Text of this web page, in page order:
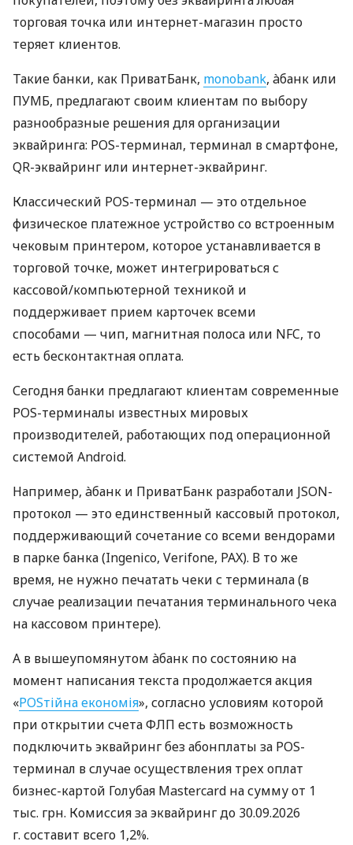
торговая точка или интернет-магазин просто
теряет клиентов.
Такие банки, как ПриватБанк, monobank, àбанк или
ПУМБ, предлагают своим клиентам по выбору
разнообразные решения для организации
эквайринга: POS-терминал, терминал в смартфоне,
QR-эквайринг или интернет-эквайринг.
Классический POS-терминал — это отдельное
физическое платежное устройство со встроенным
чековым принтером, которое устанавливается в
торговой точке, может интегрироваться с
кассовой/компьютерной техникой и
поддерживает прием карточек всеми
способами — чип, магнитная полоса или NFC, то
есть бесконтактная оплата.
Сегодня банки предлагают клиентам современные
POS-терминалы известных мировых
производителей, работающих под операционной
системой Android.
Например, àбанк и ПриватБанк разработали JSON-
протокол — это единственный кассовый протокол,
поддерживающий сочетание со всеми вендорами
в парке банка (Ingenico, Verifone, PAX). В то же
время, не нужно печатать чеки с терминала (в
случае реализации печатания терминального чека
на кассовом принтере).
А в вышеупомянутом àбанк по состоянию на
момент написания текста продолжается акция
«POSтійна економія», согласно условиям которой
при открытии счета ФЛП есть возможность
подключить эквайринг без абонплаты за POS-
терминал в случае осуществления трех оплат
бизнес-картой Голубая Mastercard на сумму от 1
тыс. грн. Комиссия за эквайринг до 30.09.2026
г. составит всего 1,2%.